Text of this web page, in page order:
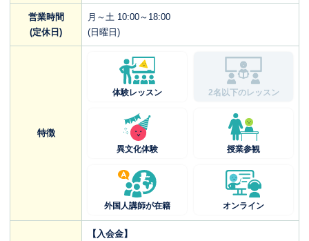
営業時間
(定休日)
月～土 10:00～18:00
(日曜日)
特徴
体験レッスン 2名以下のレッスン
異文化体験 授業参観
外国人講師が在籍 オンライン
【入会金】